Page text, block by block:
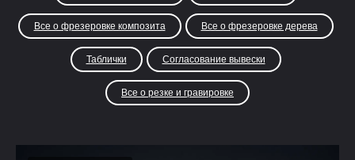
Все о фрезеровке композита Все о фрезеровке дерева
Таблички Согласование вывески
Все о резке и гравировке